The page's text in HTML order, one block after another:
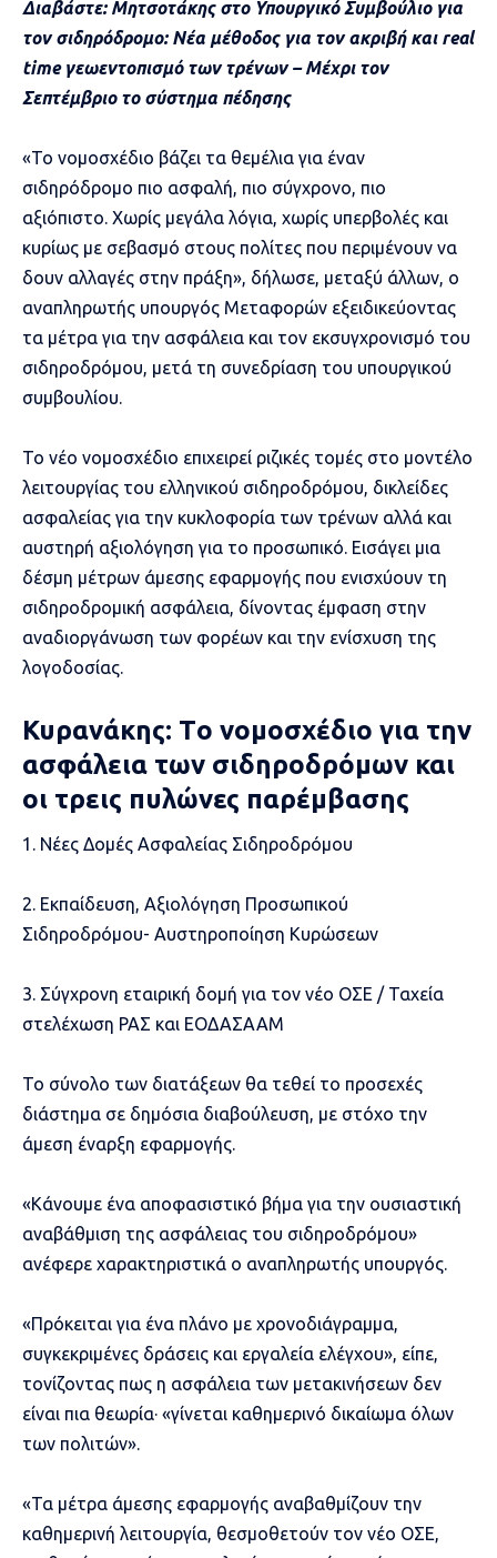
Διαβάστε: Μητσοτάκης στο Υπουργικό Συμβούλιο για
τον σιδηρόδρομο: Νέα μέθοδος για τον ακριβή και real
time γεωεντοπισμό των τρένων – Μέχρι τον
Σεπτέμβριο το σύστημα πέδησης
«Το νομοσχέδιο βάζει τα θεμέλια για έναν
σιδηρόδρομο πιο ασφαλή, πιο σύγχρονο, πιο
αξιόπιστο. Χωρίς μεγάλα λόγια, χωρίς υπερβολές και
κυρίως με σεβασμό στους πολίτες που περιμένουν να
δουν αλλαγές στην πράξη», δήλωσε, μεταξύ άλλων, ο
αναπληρωτής υπουργός Μεταφορών εξειδικεύοντας
τα μέτρα για την ασφάλεια και τον εκσυγχρονισμό του
σιδηροδρόμου, μετά τη συνεδρίαση του υπουργικού
συμβουλίου.
Το νέο νομοσχέδιο επιχειρεί ριζικές τομές στο μοντέλο
λειτουργίας του ελληνικού σιδηροδρόμου, δικλείδες
ασφαλείας για την κυκλοφορία των τρένων αλλά και
αυστηρή αξιολόγηση για το προσωπικό. Εισάγει μια
δέσμη μέτρων άμεσης εφαρμογής που ενισχύουν τη
σιδηροδρομική ασφάλεια, δίνοντας έμφαση στην
αναδιοργάνωση των φορέων και την ενίσχυση της
λογοδοσίας.
Κυρανάκης: Tο νομοσχέδιο για την
ασφάλεια των σιδηροδρόμων και
οι τρεις πυλώνες παρέμβασης
1. Νέες Δομές Ασφαλείας Σιδηροδρόμου
2. Εκπαίδευση, Αξιολόγηση Προσωπικού
Σιδηροδρόμου- Αυστηροποίηση Κυρώσεων
3. Σύγχρονη εταιρική δομή για τον νέο ΟΣΕ / Ταχεία
στελέχωση ΡΑΣ και ΕΟΔΑΣΑΑΜ
Το σύνολο των διατάξεων θα τεθεί το προσεχές
διάστημα σε δημόσια διαβούλευση, με στόχο την
άμεση έναρξη εφαρμογής.
«Κάνουμε ένα αποφασιστικό βήμα για την ουσιαστική
αναβάθμιση της ασφάλειας του σιδηροδρόμου»
ανέφερε χαρακτηριστικά ο αναπληρωτής υπουργός.
«Πρόκειται για ένα πλάνο με χρονοδιάγραμμα,
συγκεκριμένες δράσεις και εργαλεία ελέγχου», είπε,
τονίζοντας πως η ασφάλεια των μετακινήσεων δεν
είναι πια θεωρία· «γίνεται καθημερινό δικαίωμα όλων
των πολιτών».
«Τα μέτρα άμεσης εφαρμογής αναβαθμίζουν την
καθημερινή λειτουργία, θεσμοθετούν τον νέο ΟΣΕ,